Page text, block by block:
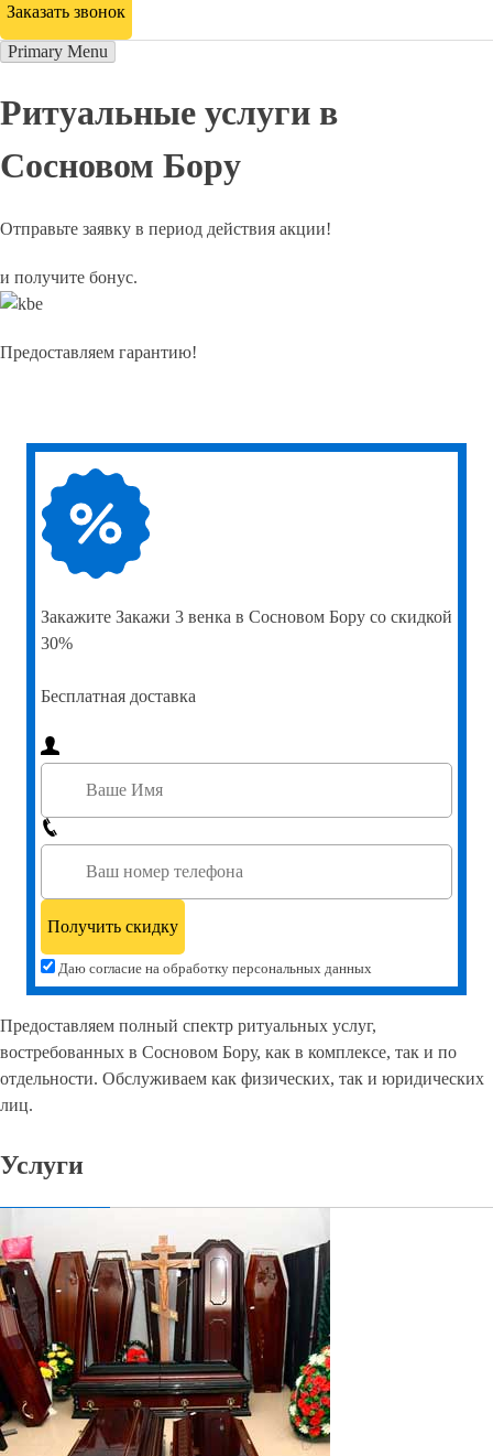
Заказать звонок
Primary Menu
Ритуальные услуги в
Сосновом Бору
Отправьте заявку в период действия акции!
и получите бонус.
Предоставляем гарантию!
Закажите Закажи 3 венка в Сосновом Бору со скидкой
30%
Бесплатная доставка
Даю согласие на обработку персональных данных
Предоставляем полный спектр ритуальных услуг,
востребованных в Сосновом Бору, как в комплексе, так и по
отдельности. Обслуживаем как физических, так и юридических
лиц.
Услуги